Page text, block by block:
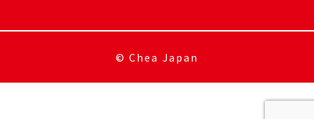
© Chea Japan